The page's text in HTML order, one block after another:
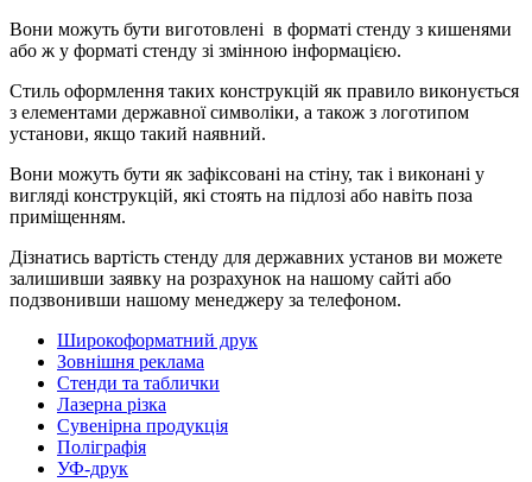
Вони можуть бути виготовлені в форматі стенду з кишенями
або ж у форматі стенду зі змінною інформацією.
Стиль оформлення таких конструкцій як правило виконується
з елементами державної символіки, а також з логотипом
установи, якщо такий наявний.
Вони можуть бути як зафіксовані на стіну, так і виконані у
вигляді конструкцій, які стоять на підлозі або навіть поза
приміщенням.
Дізнатись вартість стенду для державних установ ви можете
залишивши заявку на розрахунок на нашому сайті або
подзвонивши нашому менеджеру за телефоном.
Широкоформатний друк
Зовнішня реклама
Стенди та таблички
Лазерна різка
Сувенірна продукція
Поліграфія
УФ-друк